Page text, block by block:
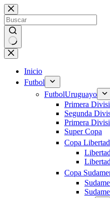
Saltar
al
contenido
Sin
resultados
Inicio
Futbol
FutbolUruguayo
Primera
Segunda
Primera
Super Copa
Copa
Copa